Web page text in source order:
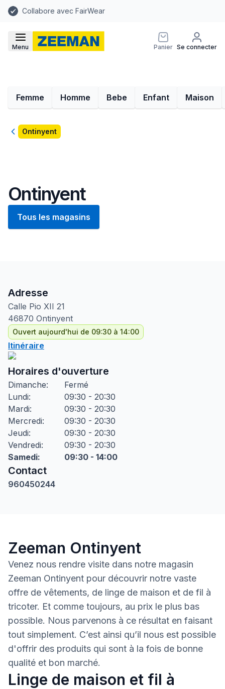
Collabore avec FairWear
Menu Panier Se connecter
Femme Homme Bebe Enfant Maison
RetourOntinyent
Ontinyent
Tous les magasins
Adresse
Calle Pio XII 21
46870 Ontinyent
Ouvert aujourd'hui de 09:30 à 14:00
Itinéraire
Horaires d'ouverture
Dimanche:
Fermé
Lundi:
09:30 - 20:30
Mardi:
09:30 - 20:30
Mercredi:
09:30 - 20:30
Jeudi:
09:30 - 20:30
Vendredi:
09:30 - 20:30
Samedi: 09:30 - 14:00
Contact
960450244
Zeeman Ontinyent
Venez nous rendre visite dans notre magasin
Zeeman Ontinyent pour découvrir notre vaste
offre de vêtements, de linge de maison et de fil à
tricoter. Et comme toujours, au prix le plus bas
possible. Nous parvenons à ce résultat en faisant
tout simplement. C’est ainsi qu’il nous est possible
d'offrir des produits qui sont à la fois de bonne
qualité et bon marché.
Linge de maison et fil à